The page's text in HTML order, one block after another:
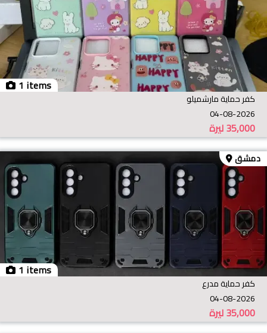
1 items
كفر حماية مارشميلو
04-08-2026
ليرة35,000
1 items
دمشق
كفر حماية مدرع
04-08-2026
ليرة35,000